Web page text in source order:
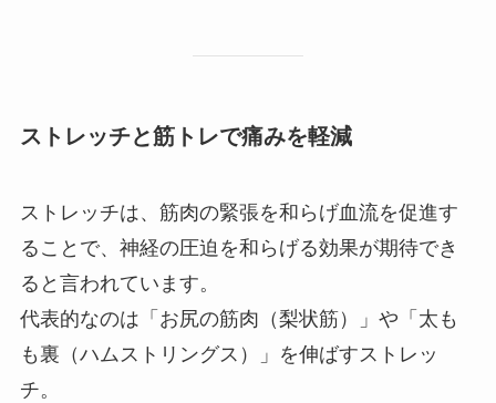
ストレッチと筋トレで痛みを軽減
ストレッチは、筋肉の緊張を和らげ血流を促進す
ることで、神経の圧迫を和らげる効果が期待でき
ると言われています。
代表的なのは「お尻の筋肉（梨状筋）」や「太も
も裏（ハムストリングス）」を伸ばすストレッ
チ。